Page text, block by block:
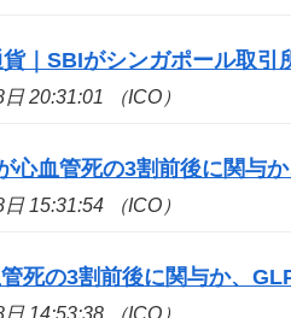
｜SBIがシンガポール取
20:31:01 （ICO）
心血管死の3割前後に関与
15:31:54 （ICO）
死の3割前後に関与か、
14:53:38 （ICO）